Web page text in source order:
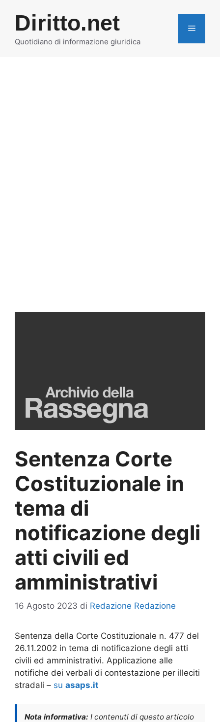
contenuto
Diritto.net
Quotidiano di informazione giuridica
MENU
Sentenza Corte
Costituzionale in
tema di
notificazione degli
atti civili ed
amministrativi
16 Agosto 2023 di Redazione Redazione
Sentenza della Corte Costituzionale n. 477 del
26.11.2002 in tema di notificazione degli atti
civili ed amministrativi. Applicazione alle
notifiche dei verbali di contestazione per illeciti
stradali – su asaps.it
Nota informativa: I contenuti di questo articolo